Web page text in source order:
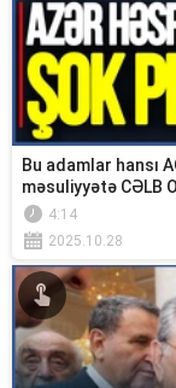
Bu adamlar hansı
məsuliyyətə CƏLB
4:14
2025.10.28